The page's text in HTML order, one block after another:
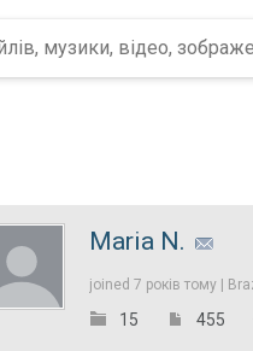
Maria N.
joined 7 років тому |
15 455